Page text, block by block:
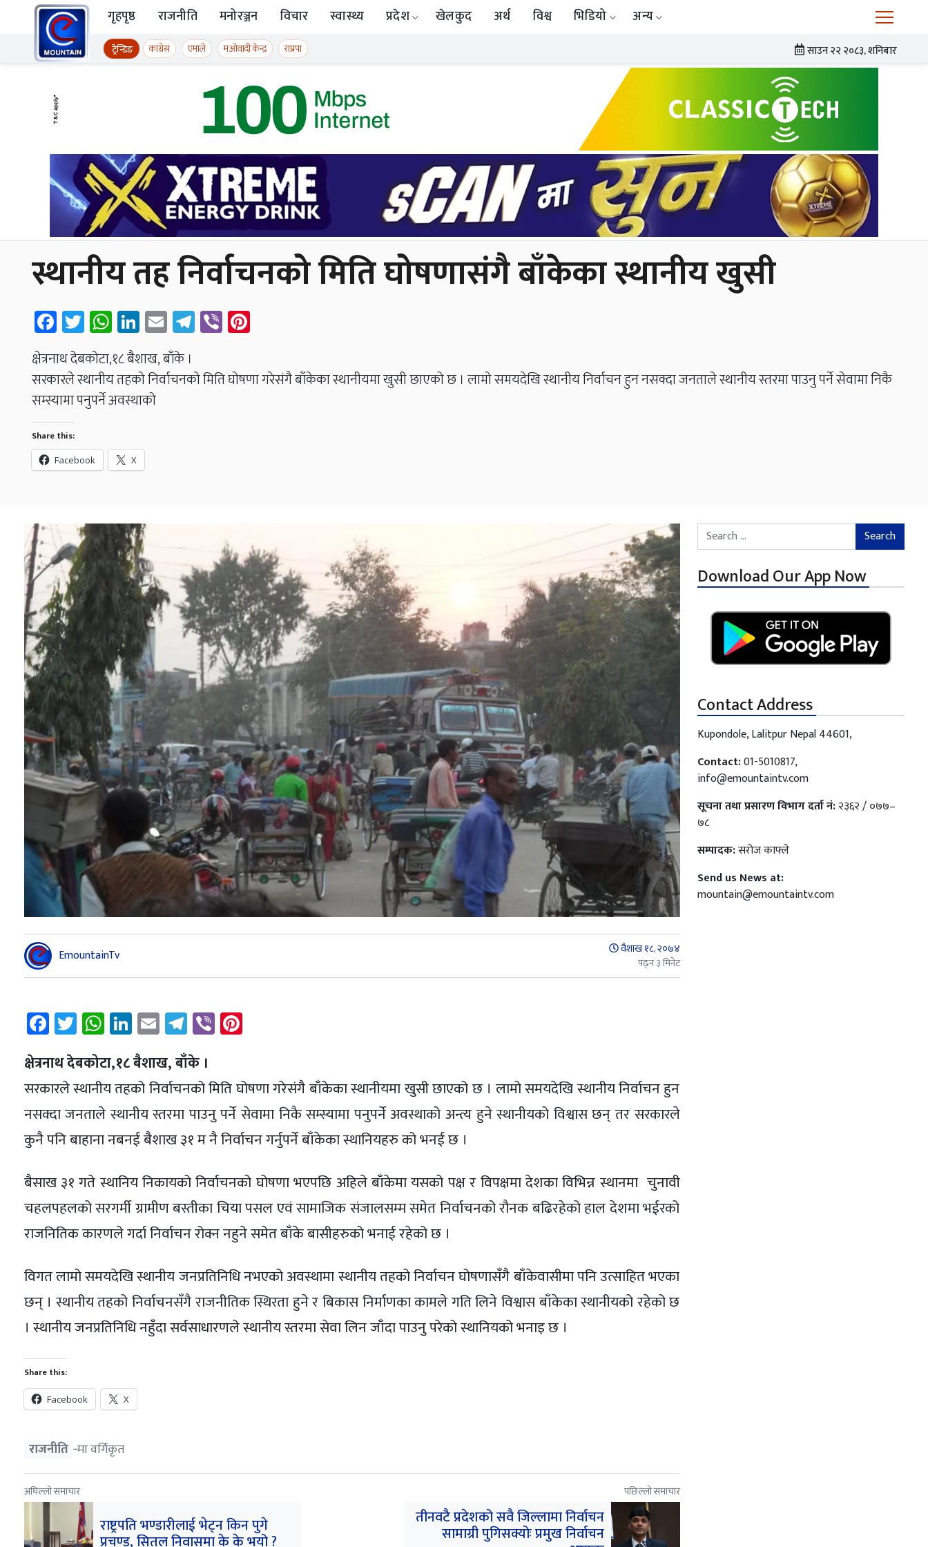
Skip to content
ईमाउण्टेन समाचार
गृहपृष्ठ राजनीति मनोरञ्जन विचार स्वास्थ्य प्रदेश खेलकुद अर्थ विश्व भिडियो अन्य
ट्रेन्डिङ कांग्रेस एमाले मओवादी केन्द्र राप्रपा साउन २२ २०८३, शनिबार
स्थानीय तह निर्वाचनको मिति घोषणासंगै बाँकेका स्थानीय खुसी
Facebook
Twitter
WhatsApp
LinkedIn
EmailTelegram
Viber
क्षेत्रनाथ देबकोटा,१८ बैशाख, बाँके ।
सरकारले स्थानीय तहको निर्वाचनको मिति घोषणा गरेसंगै बाँकेका स्थानीयमा खुसी छाएको छ । लामो समयदेखि स्थानीय निर्वाचन हुन नसक्दा जनताले स्थानीय स्तरमा पाउनु पर्ने सेवामा निकै
सम्स्यामा पनुपर्ने अवस्थाको
Share this:
Facebook X
EmountainTv
वैशाख १८, २०७४
पढ्न ३ मिनेट
Facebook
Twitter
WhatsApp
LinkedIn
EmailTelegram
ViberPinterest
क्षेत्रनाथ देबकोटा,१८ बैशाख, बाँके ।
सरकारले स्थानीय तहको निर्वाचनको मिति घोषणा गरेसंगै बाँकेका स्थानीयमा खुसी छाएको छ । लामो समयदेखि स्थानीय निर्वाचन हुन
नसक्दा जनताले स्थानीय स्तरमा पाउनु पर्ने सेवामा निकै सम्स्यामा पनुपर्ने अवस्थाको अन्त्य हुने स्थानीयको विश्वास छन् तर सरकारले
कुनै पनि बाहाना नबनई बैशाख ३१ म नै निर्वाचन गर्नुपर्ने बाँकेका स्थानियहरु को भनई छ ।
बैसाख ३१ गते स्थानिय निकायको निर्वाचनको घोषणा भएपछि अहिले बाँकेमा यसको पक्ष र विपक्षमा देशका विभिन्न स्थानमा चुनावी
चहलपहलको सरगर्मी ग्रामीण बस्तीका चिया पसल एवं सामाजिक संजालसम्म समेत निर्वाचनको रौनक बढिरहेको हाल देशमा भईरको
राजनितिक कारणले गर्दा निर्वाचन रोक्न नहुने समेत बाँके बासीहरुको भनाई रहेको छ ।
विगत लामो समयदेखि स्थानीय जनप्रतिनिधि नभएको अवस्थामा स्थानीय तहको निर्वाचन घोषणासँगै बाँकेवासीमा पनि उत्साहित भएका
छन् । स्थानीय तहको निर्वाचनसँगै राजनीतिक स्थिरता हुने र बिकास निर्माणका कामले गति लिने विश्वास बाँकेका स्थानीयको रहेको छ
। स्थानीय जनप्रतिनिधि नहुँदा सर्वसाधारणले स्थानीय स्तरमा सेवा लिन जाँदा पाउनु परेको स्थानियको भनाइ छ ।
Share this:
Facebook X
राजनीति ‐मा वर्गिकृत
अघिल्लो समाचार
राष्ट्रपति भण्डारीलाई भेट्न किन पुगे
प्रचण्ड, सितल निवासमा के के भयो ?
पछिल्लो समाचार
तीनवटै प्रदेशको सवै जिल्लामा निर्वाचन
सामाग्री पुगिसक्योः प्रमुख निर्वाचन
Search for:
Download Our App Now
Contact Address
Kupondole, Lalitpur Nepal 44601,
Contact:01-5010817,
info@emountaintv.com
सूचना तथा प्रसारण विभाग दर्ता नं:२३६२ / ०७७–
७८
सम्पादक:सरोज काफ्ले
Send us News at:
mountain@emountaintv.com